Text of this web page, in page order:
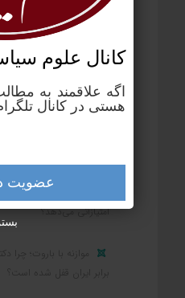
آمریکا: از مستعمره
بزرگ‌ترین رنج بشر
کشوری که در جنگ
امتیازاتی می‌دهد؟
موازنه با باروت؛ چرا
کانال علوم‌
اگه علاقمند به
هستی در کانال
عضویت